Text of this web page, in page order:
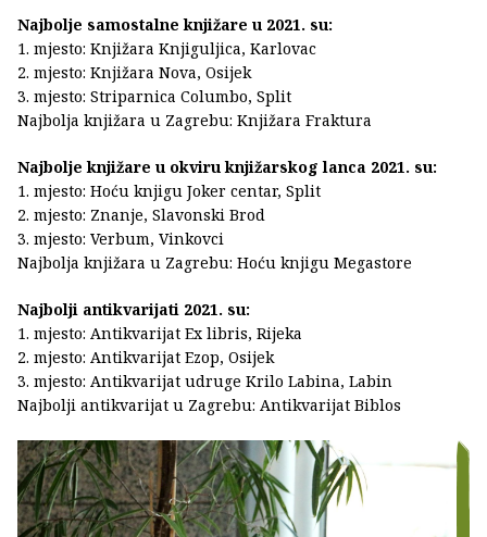
Najbolje samostalne knjižare u 2021. su:
1. mjesto: Knjižara Knjiguljica, Karlovac
2. mjesto: Knjižara Nova, Osijek
3. mjesto: Striparnica Columbo, Split
Najbolja knjižara u Zagrebu: Knjižara Fraktura
Najbolje knjižare u okviru knjižarskog lanca 2021. su:
1. mjesto: Hoću knjigu Joker centar, Split
2. mjesto: Znanje, Slavonski Brod
3. mjesto: Verbum, Vinkovci
Najbolja knjižara u Zagrebu: Hoću knjigu Megastore
Najbolji antikvarijati 2021. su:
1. mjesto: Antikvarijat Ex libris, Rijeka
2. mjesto: Antikvarijat Ezop, Osijek
3. mjesto: Antikvarijat udruge Krilo Labina, Labin
Najbolji antikvarijat u Zagrebu: Antikvarijat Biblos